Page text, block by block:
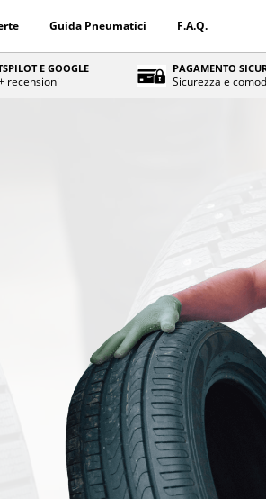
Guida Pneumatici F.A.Q.
E GOOGLE
recensioni
PAGAMENTO
Sicurezza e